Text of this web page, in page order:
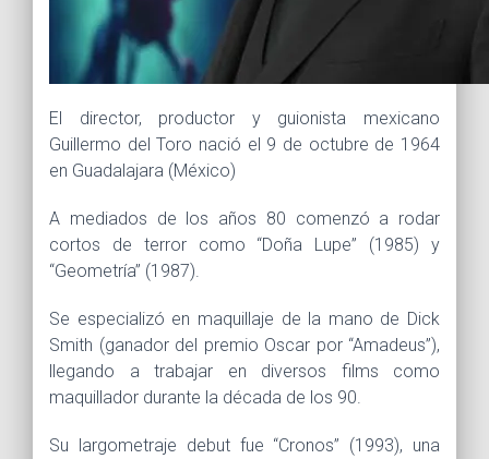
El director, productor y guionista mexicano
Guillermo del Toro nació el 9 de octubre de 1964
en Guadalajara (México)
A mediados de los años 80 comenzó a rodar
cortos de terror como “Doña Lupe” (1985) y
“Geometría” (1987).
Se especializó en maquillaje de la mano de Dick
Smith (ganador del premio Oscar por “Amadeus”),
llegando a trabajar en diversos films como
maquillador durante la década de los 90.
Su largometraje debut fue “Cronos” (1993), una